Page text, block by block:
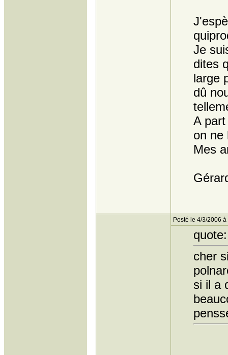
Je
dites
large
dû
A
on ne
Mes
Posté le 4/3/2006
quote:
cher
si il a